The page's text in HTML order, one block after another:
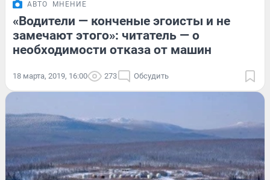
АВТО МНЕНИЕ
«Водители — конченые эгоисты и не
замечают этого»: читатель — о
необходимости отказа от машин
18 марта, 2019, 16:00 273 Обсудить